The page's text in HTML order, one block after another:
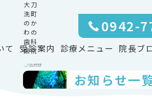
大刀
洗町
のか
わの
歯科
医院
0942-
て 受診案内 診療メニュー 院長ブ
お知らせ一